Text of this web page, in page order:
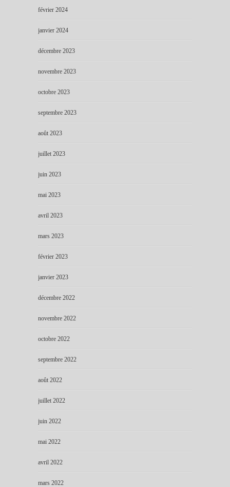
février 2024
janvier 2024
décembre 2023
novembre 2023
octobre 2023
septembre 2023
août 2023
juillet 2023
juin 2023
mai 2023
avril 2023
mars 2023
février 2023
janvier 2023
décembre 2022
novembre 2022
octobre 2022
septembre 2022
août 2022
juillet 2022
juin 2022
mai 2022
avril 2022
mars 2022